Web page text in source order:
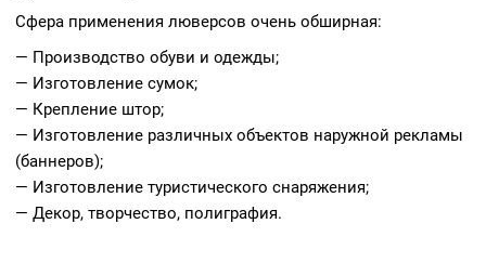
Сфера применения люверсов очень обширная:
— Производство обуви и одежды;
— Изготовление сумок;
— Крепление штор;
— Изготовление различных объектов наружной рекламы
(баннеров);
— Изготовление туристического снаряжения;
— Декор, творчество, полиграфия.